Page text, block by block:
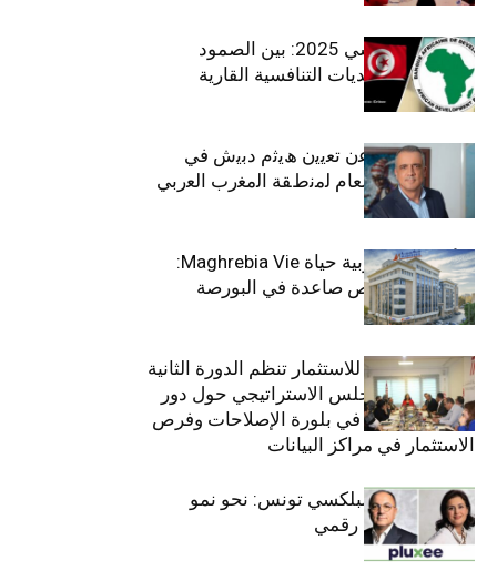
الاقتصاد التونسي 2025: بين الصمود
الاجتماعي وتحديات التنافسية القارية
ﺗﯾﺗرا ﺑﺎك ﺗﻌﻠن ﻋن ﺗﻌﯾﯾن ھﯾﺛم دﺑﯾش ﻓﻲ
ﻣﻧﺻب اﻟﻣدﯾر اﻟﻌﺎم ﻟﻣﻧطﻘﺔ اﻟﻣﻐرب اﻟﻌرﺑﻲ
وﻏرب أﻓرﯾﻘﯾﺎ
التأمينات المغربية حياة Maghrebia Vie:
فاعل رائد بفرص صاعدة في البورصة
(+34.8%)
الهيئة التونسية للاستثمار تنظم الدورة الثانية
والعشرين للمجلس الاستراتيجي حول دور
القطاع الخاص في بلورة الإصلاحات وفرص
الاستثمار في مراكز البيانات
قيادة مزدوجة لبلكسي تونس: نحو نمو
متسارع وتحول رقمي